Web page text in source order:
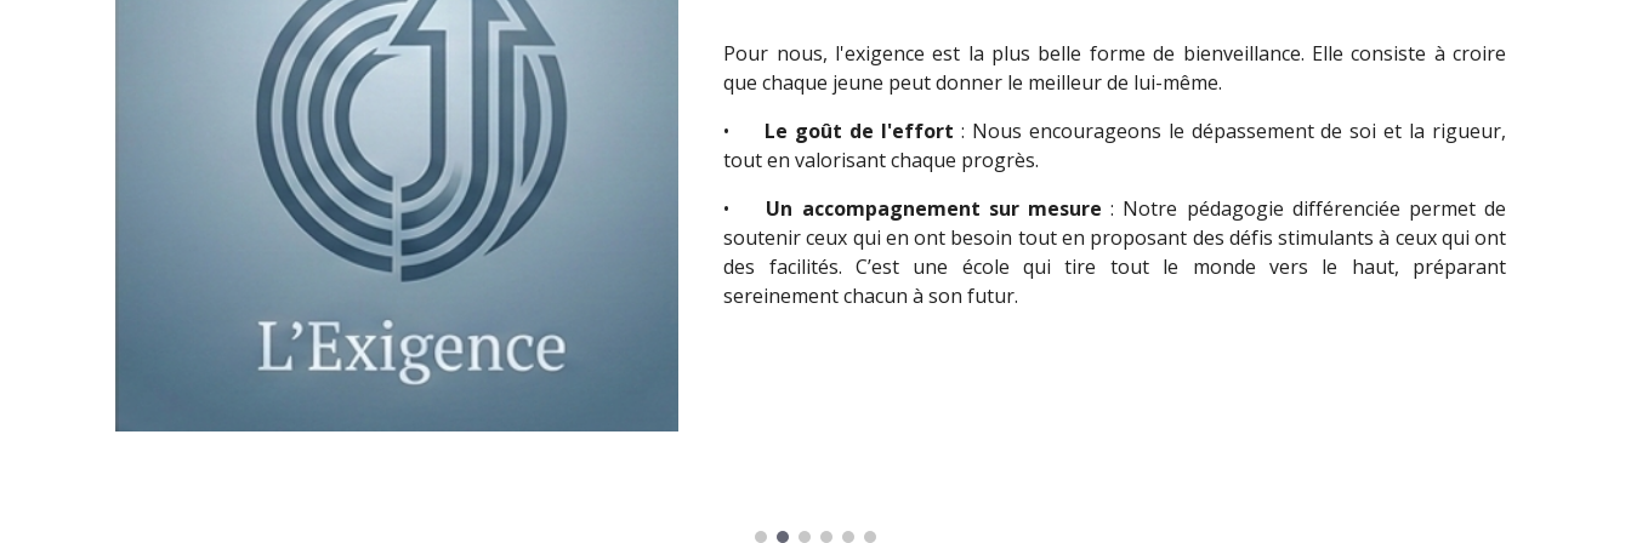
Pour nous, l'exigence est la plus belle forme de bienveillance. Elle consiste à croire
que chaque jeune peut donner le meilleur de lui-même.
•
Le goût de l'effort : Nous encourageons le dépassement de soi et la rigueur,
tout en valorisant chaque progrès.
•
Un accompagnement sur mesure : Notre pédagogie différenciée permet de
soutenir ceux qui en ont besoin tout en proposant des défis stimulants à ceux qui ont
des facilités. C’est une école qui tire tout le monde vers le haut, préparant
sereinement chacun à son futur.